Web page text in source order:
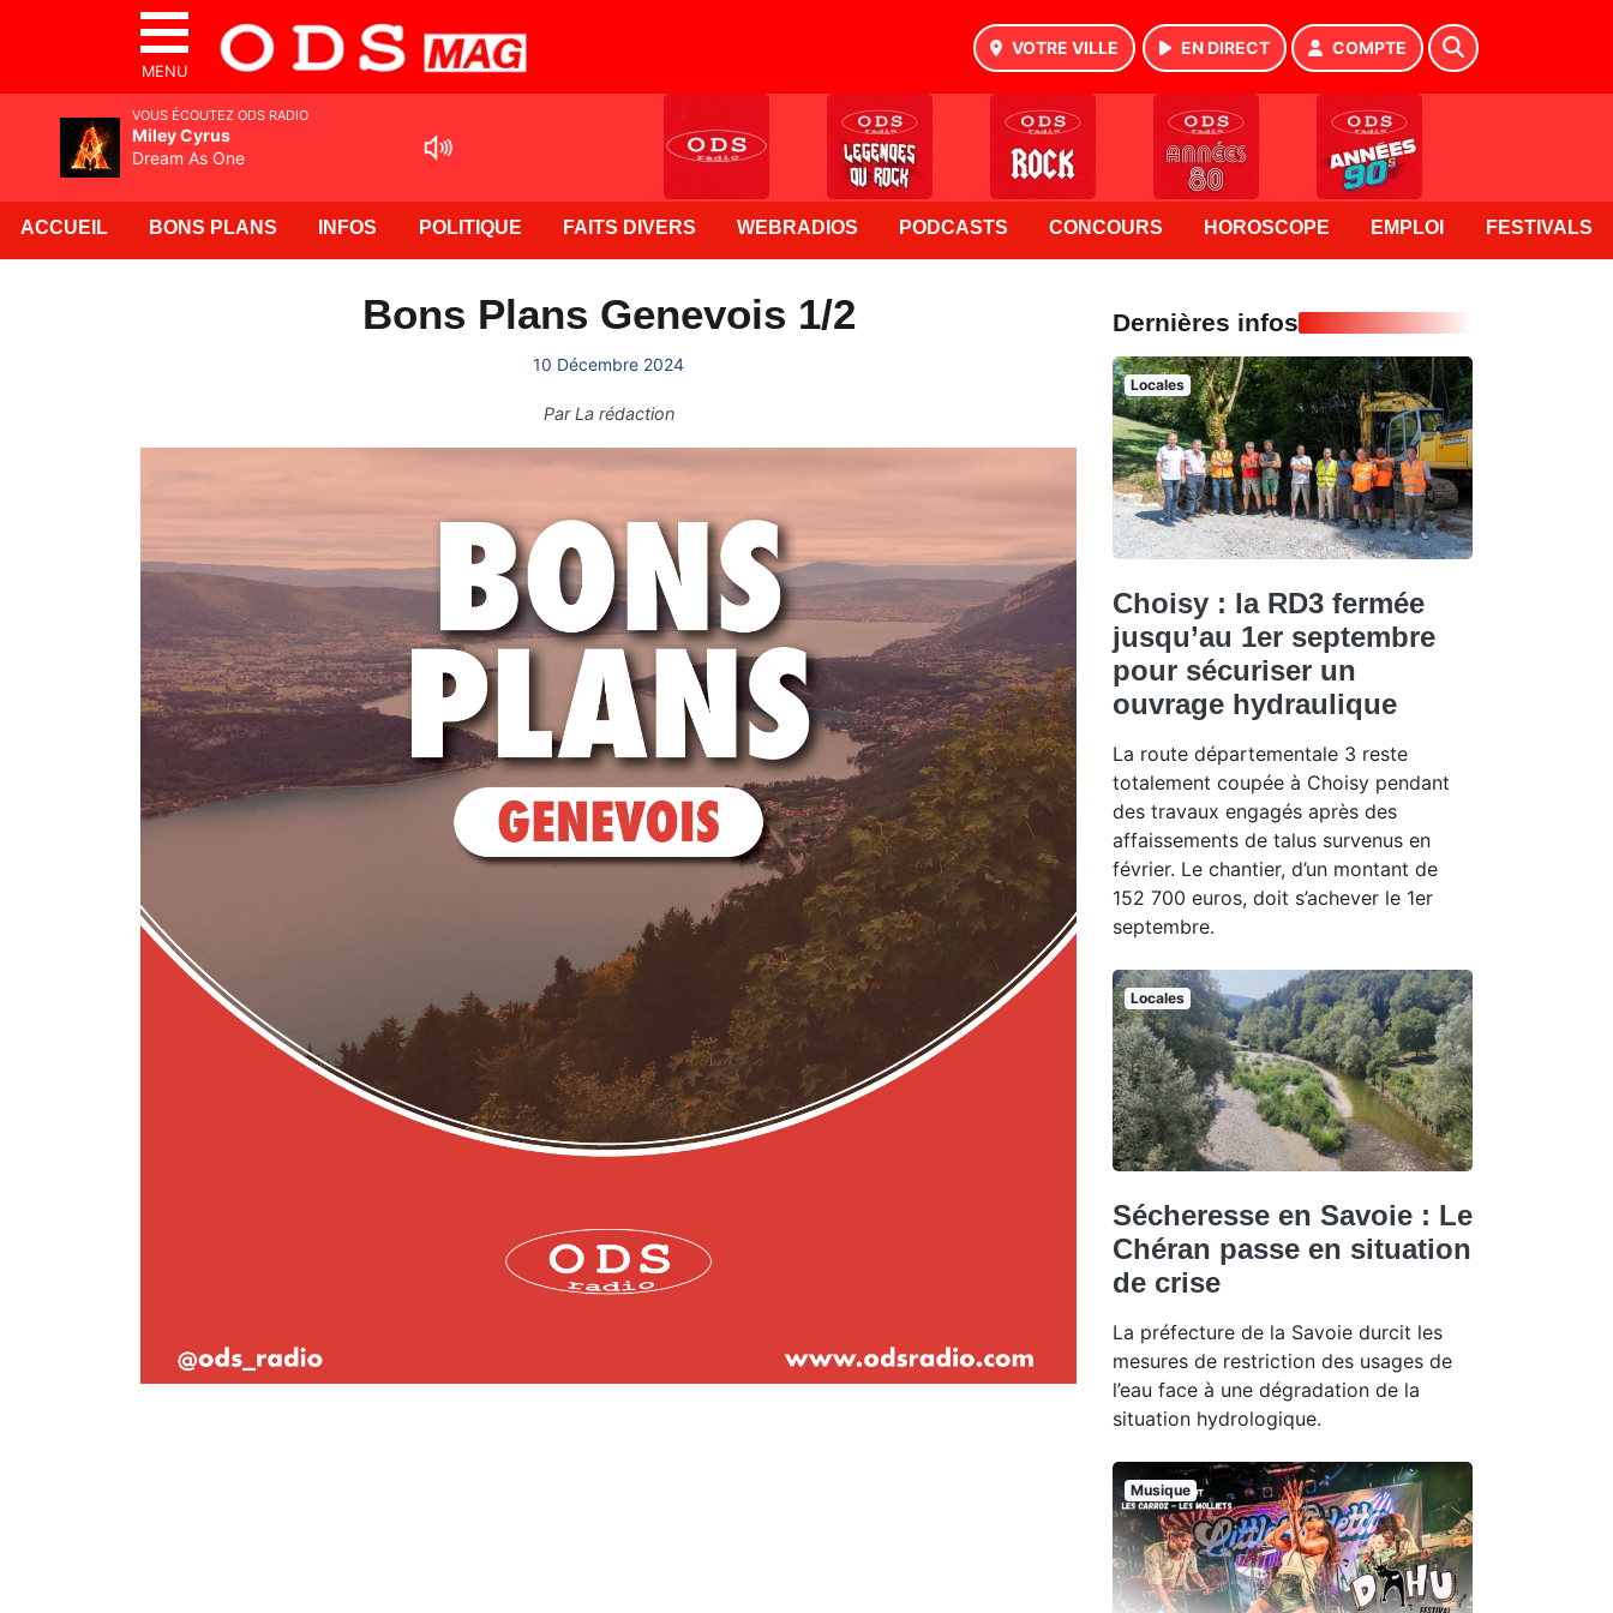
MENU
VOTRE VILLE EN DIRECT COMPTE
ACCUEIL BONS PLANS INFOS POLITIQUE FAITS DIVERS WEBRADIOS PODCASTS CONCOURS HOROSCOPE EMPLOI FESTIVALS
Bons Plans Genevois 1/2
10 Décembre 2024
ParLa rédaction
Dernières infos
Locales
Choisy : la RD3 fermée
jusqu’au 1er septembre
pour sécuriser un
ouvrage hydraulique
La route départementale 3 reste
totalement coupée à Choisy pendant
des travaux engagés après des
affaissements de talus survenus en
février. Le chantier, d’un montant de
152 700 euros, doit s’achever le 1er
septembre.
Locales
Sécheresse en Savoie : Le
Chéran passe en situation
de crise
La préfecture de la Savoie durcit les
mesures de restriction des usages de
l’eau face à une dégradation de la
situation hydrologique.
Musique
VOUS ÉCOUTEZ ODS RADIO
Miley Cyrus
Dream As One